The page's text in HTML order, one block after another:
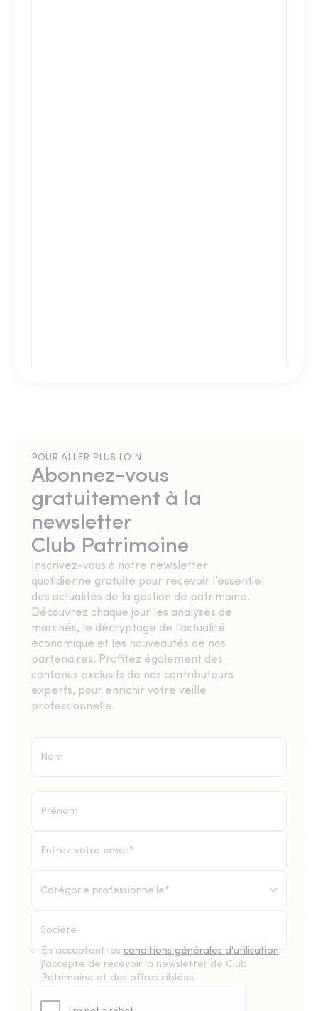
POUR ALLER PLUS LOIN
Abonnez-vous
gratuitement à la
newsletter
Club Patrimoine
Inscrivez-vous à notre newsletter
quotidienne gratuite pour recevoir l’essentiel
des actualités de la gestion de patrimoine.
Découvrez chaque jour les analyses de
marchés, le décryptage de l’actualité
économique et les nouveautés de nos
partenaires. Profitez également des
contenus exclusifs de nos contributeurs
experts, pour enrichir votre veille
professionnelle.
Catégorie professionnelle*
En acceptant les conditions générales d'utilisation,
j'accepte de recevoir la newsletter de Club
Patrimoine et des offres ciblées.